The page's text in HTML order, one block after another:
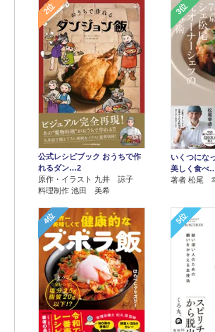
2位
公式レシピブック おうちで作
れるダン…2
原作・イラスト 九井 諒子
料理制作 池田 美希
3位
いくつにな
美しく食べ
著者 松尾
4位 5位